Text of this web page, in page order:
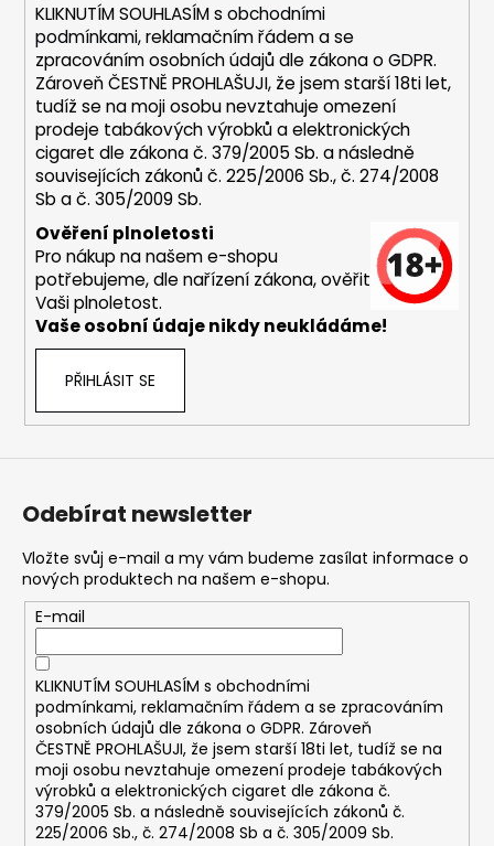
HLEDAT
D
o
p
o
u
m
DESERT
11MG
169
Kč
Původně:
195
Kč
KLIKNUTÍM SOUHLASÍM s obchodními
podmínkami,reklamačním řádem a se
zpracováním osobních údajů dle zákona oGDPR.
Zároveň ČESTNĚ PROHLAŠUJI, že jsem starší 18ti let,
tudíž se na moji osobu nevztahuje omezení
prodeje tabákových výrobků a elektronických
cigaret dle zákona č. 379/2005 Sb. a následně
souvisejících zákonů č. 225/2006 Sb., č. 274/2008
Sb a č. 305/2009 Sb.
Ověření plnoletosti
Pro nákup na našem e-shopu
potřebujeme, dle nařízení zákona, ověřit
Vaši plnoletost.
Vaše osobní údaje nikdy neukládáme!
PŘIHLÁSIT SE
Odebírat newsletter
Vložte svůj e-mail a my vám budeme zasílat informace o
nových produktech na našem e-shopu.
E-mail
KLIKNUTÍM SOUHLASÍM s obchodními
podmínkami, reklamačním řádem a se zpracováním
osobních údajů dle zákona o GDPR. Zároveň
ČESTNĚ PROHLAŠUJI, že jsem starší 18ti let, tudíž se na
moji osobu nevztahuje omezení prodeje tabákových
výrobků a elektronických cigaret dle zákona č.
379/2005 Sb. a následně souvisejících zákonů č.
225/2006 Sb., č. 274/2008 Sb a č. 305/2009 Sb.